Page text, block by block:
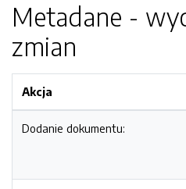
Metadane -
zmian
Akcja
Dodanie dokumentu: